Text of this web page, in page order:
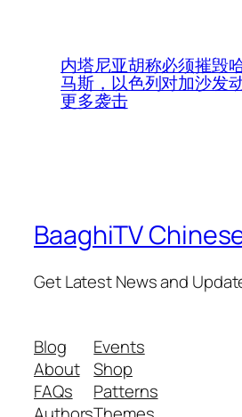
内塔尼亚胡称必须摧毁
马斯，以色列对加沙发
更多袭击
BaaghiTV
Get Latest News and
Blog
About
FAQs
Events
Shop
Patterns